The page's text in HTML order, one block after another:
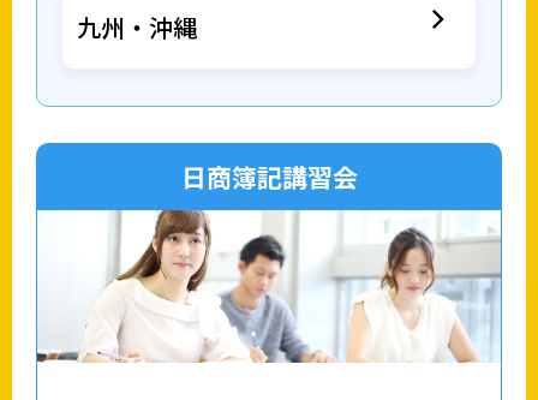
九州・沖縄
日商簿記講習会